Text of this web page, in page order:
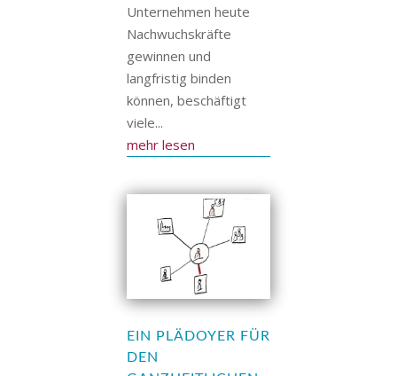
Unternehmen heute
Nachwuchskräfte
gewinnen und
langfristig binden
können, beschäftigt
viele...
mehr lesen
EIN PLÄDOYER FÜR
DEN